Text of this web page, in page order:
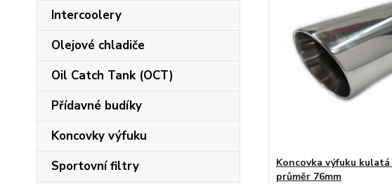
Intercoolery
Olejové chladiče
Oil Catch Tank (OCT)
Přídavné budíky
Koncovky výfuku
Sportovní filtry
Koncovka výfuku
průměr 76mm